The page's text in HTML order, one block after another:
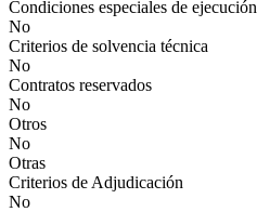
Condiciones especiales de ejecución
No
Criterios de solvencia técnica
No
Contratos reservados
No
Otros
No
Otras
Criterios de Adjudicación
No